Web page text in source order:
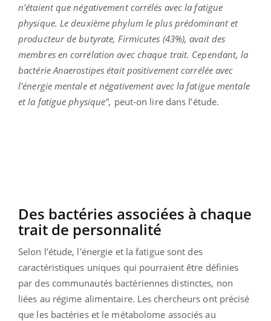
n'étaient que négativement corrélés avec la fatigue
physique. Le deuxième phylum le plus prédominant et
producteur de butyrate, Firmicutes (43%), avait des
membres en corrélation avec chaque trait. Cependant, la
bactérie Anaerostipes était positivement corrélée avec
l'énergie mentale et négativement avec la fatigue mentale
et la fatigue physique", peut-on lire dans l’étude.
Des bactéries associées à chaque
trait de personnalité
Selon l’étude, l'énergie et la fatigue sont des
caractéristiques uniques qui pourraient être définies
par des communautés bactériennes distinctes, non
liées au régime alimentaire. Les chercheurs ont précisé
que les bactéries et le métabolome associés au